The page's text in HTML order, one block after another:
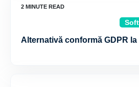
Alternativă conformă GDPR